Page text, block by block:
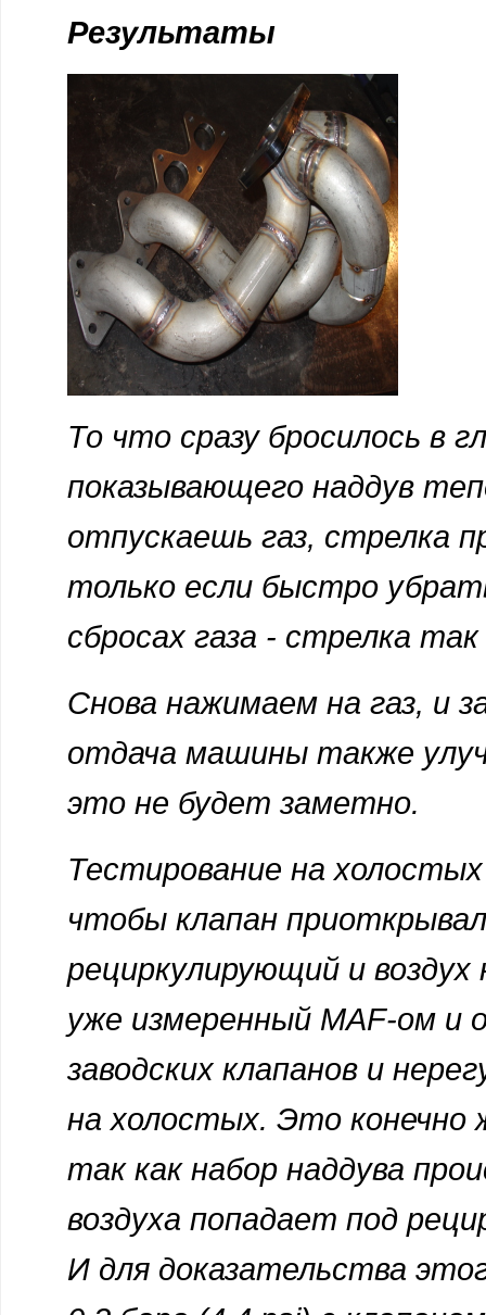
Результаты
То что сразу бросилось в
показывающего наддув
отпускаешь газ, стрелка
только если быстро
сбросах газа - стрелка
Снова нажимаем на газ, и
отдача машины также
это не будет заметно.
Тестирование на
чтобы клапан
рециркулирующий и
уже измеренный МАF-ом и
заводских клапанов и
на холостых. Это
так как набор наддува
воздуха попадает под
И для доказательства